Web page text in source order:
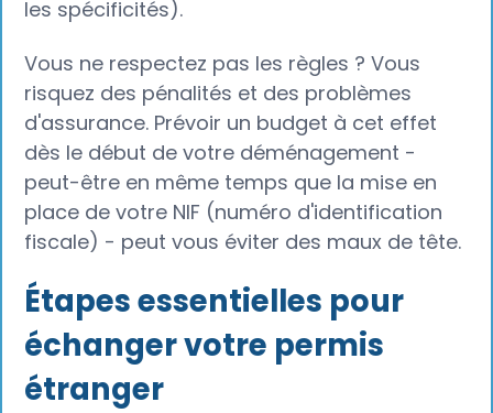
les spécificités).
Vous ne respectez pas les règles ? Vous
risquez des pénalités et des problèmes
d'assurance. Prévoir un budget à cet effet
dès le début de votre déménagement -
peut-être en même temps que la mise en
place de votre NIF (numéro d'identification
fiscale) - peut vous éviter des maux de tête.
Étapes essentielles pour
échanger votre permis
étranger‍